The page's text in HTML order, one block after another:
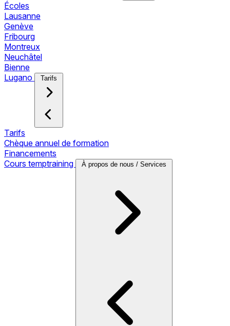
Écoles
Lausanne
Genève
Fribourg
Montreux
Neuchâtel
Bienne
Lugano
Tarifs
Tarifs
Chèque annuel de formation
Financements
Cours temptraining
À propos de nous / Services